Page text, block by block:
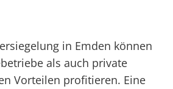
in Emden können
als auch private
Vorteilen profitieren. Eine